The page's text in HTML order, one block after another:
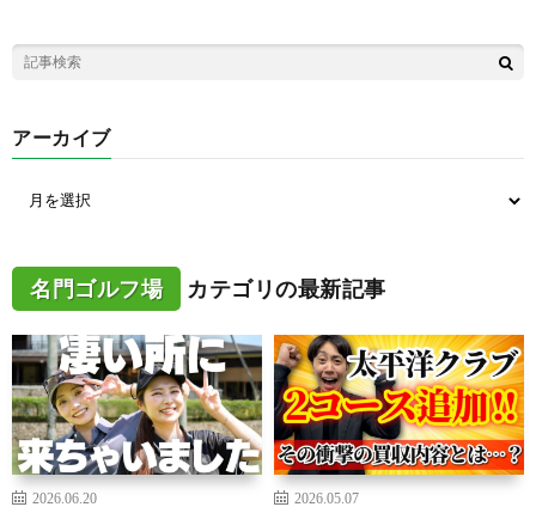
アーカイブ
名門ゴルフ場 カテゴリの最新記事
2026.06.20 2026.05.07